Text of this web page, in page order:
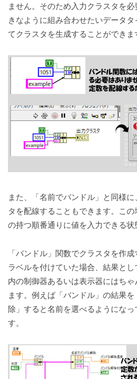
ません。そのため入力クラスタを
きなように組み合わせたいデータ
てクラスタを生成することができま
また、「名前でバンドル」と同様
タを配線することもできます。こ
の持つ順番通りに値を入力できる状
「バンドル」関数でクラスタを作
ラベルを付けていた場合、結果と
内の制御器あるいは表示器にはち
ます。例えば「バンドル」の結果
除」すると名前を選べるようになっ
す。